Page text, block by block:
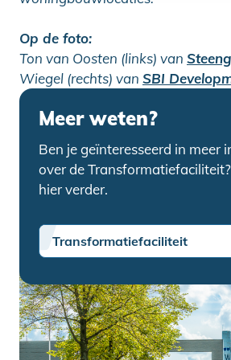
Op de foto:
Ton van Oosten (links) van
Wiegel (rechts) van SBI
Meer weten?
Ben je geïnteresseerd in meer
over de
hier verder.
Transformatiefaciliteit